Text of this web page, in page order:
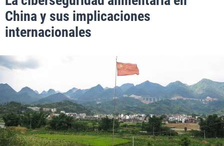
China y sus implicaciones
internacionales